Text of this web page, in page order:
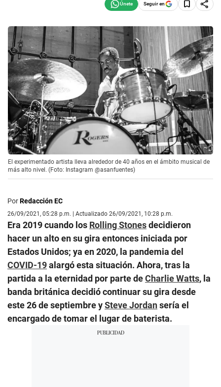
Seguir en
El experimentado artista lleva alrededor de 40 años en el ámbito musical de
más alto nivel. (Foto: Instagram @asanfuentes)
PorRedacción EC
26/09/2021, 05:28 p.m. | Actualizado 26/09/2021, 10:28 p.m.
Era 2019 cuando los Rolling Stonesdecidieron
hacer un alto en su gira entonces iniciada por
Estados Unidos; ya en 2020, la pandemia del
COVID-19alargó esta situación. Ahora, tras la
partida a la eternidad por parte deCharlie Watts, la
banda británica decidió continuar su gira desde
este 26 de septiembre ySteve Jordansería el
encargado de tomar el lugar de baterista.